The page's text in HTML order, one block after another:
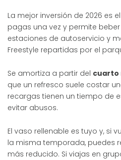
La mejor inversión de 2026 es el
pagas una vez y permite
estaciones de autoservicio y
Freestyle repartidas por el
Se amortiza a partir del cuarto
que un refresco suele costar
recargas tienen un tiempo de
evitar abusos.
El vaso rellenable es tuyo y, si
la misma temporada, puedes
más reducido. Si viajas en